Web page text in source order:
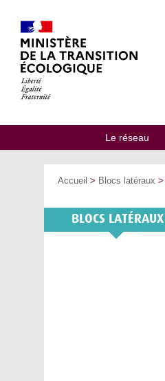
contenu
menu
principal
recherche
menu
haut
page
contenu
l'accueil
Le réseau
VousAccueil > Blocs latéraux >